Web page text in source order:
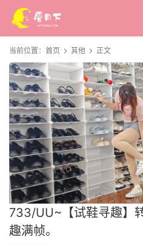
当前位置： 首页 其他 正文
733/UU~【试鞋寻趣】
趣满帧。